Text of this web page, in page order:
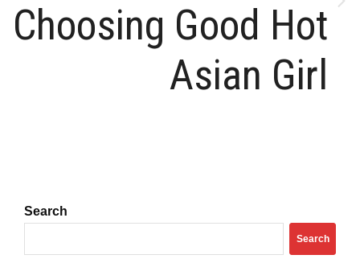
Choosing Good Hot
Asian Girl
Search
Search